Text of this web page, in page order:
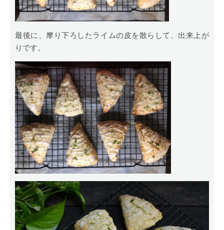
最後に、摩り下ろしたライムの皮を散らして、出来上が
りです。